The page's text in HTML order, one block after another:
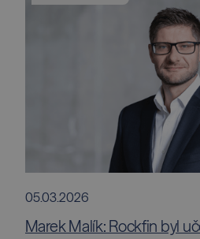
05.03.2026
Marek Malík: Rockfin byl